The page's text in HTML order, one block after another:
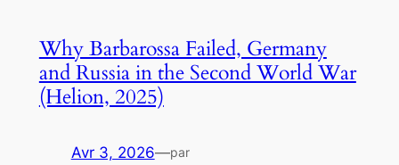
Why Barbarossa Failed, Germany
and Russia in the Second World War
(Helion, 2025)
Avr 3, 2026—par